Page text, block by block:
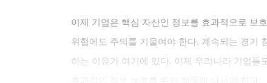
이제 기업은 핵심 자산인 정보를 효과적으로 보
위협에도 주의를 기울여야 한다. 계속되는 경기
하는 이유가 여기에 있다. 이제 우리나라 기업들